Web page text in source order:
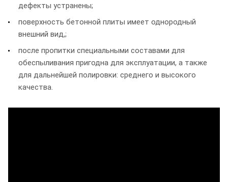
дефекты устранены;
поверхность бетонной плиты имеет однородный
внешний вид,;
после пропитки специальными составами для
обеспыливания пригодна для эксплуатации, а также
для дальнейшей полировки: среднего и высокого
качества.